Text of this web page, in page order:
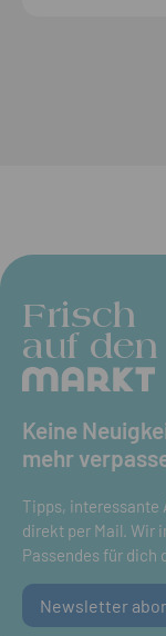
Frisch
auf den
Keine
mehr
Tipps, interessante
direkt per Mail. Wir
Passendes für dich
Newsletter